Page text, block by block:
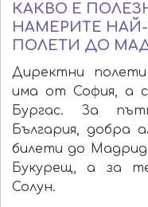
КАКВО Е
НАМЕРИТЕ
ПОЛЕТИ ДО
Директни
има от София, а
Бургас. За
България, добра
билети до
Букурещ, а за
Солун.